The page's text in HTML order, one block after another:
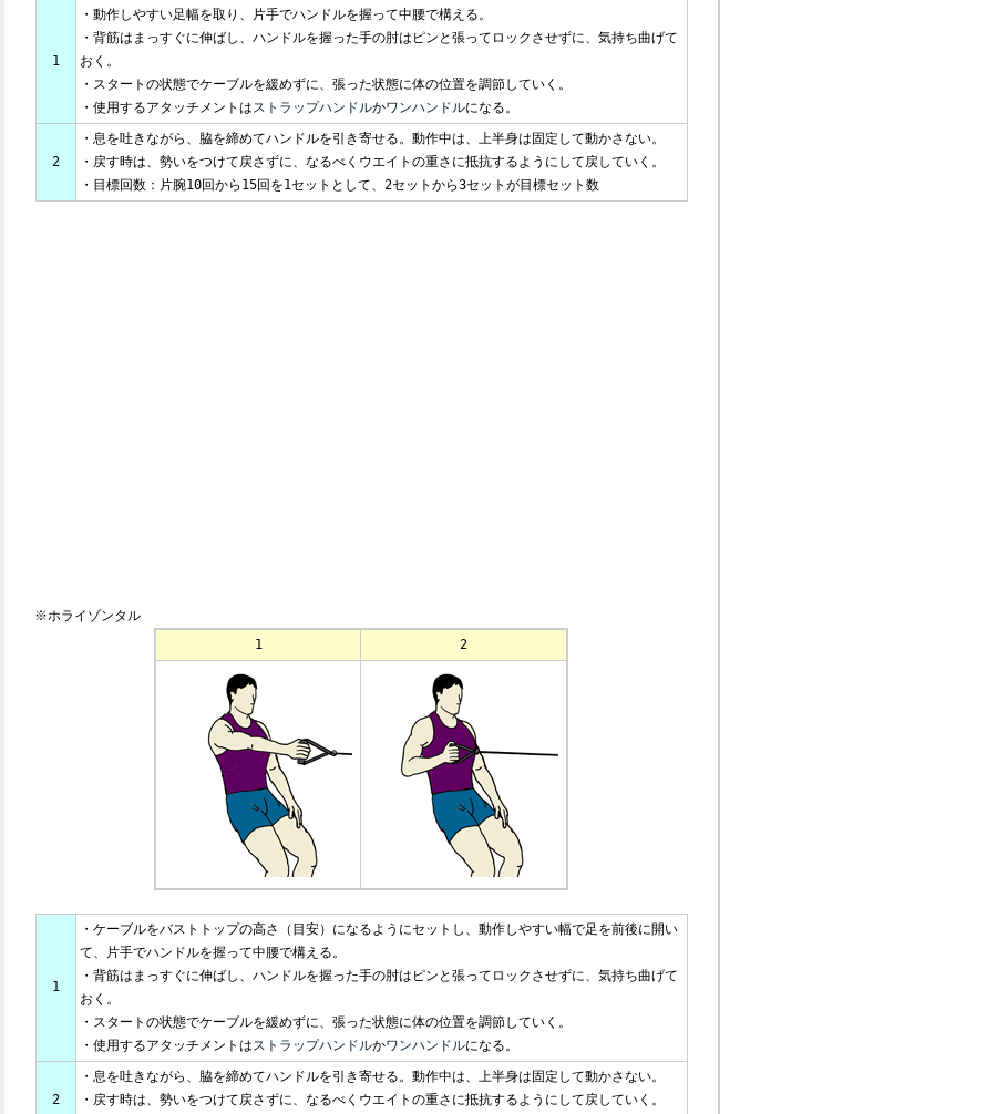
1
・動作しやすい足幅を取り、片手でハンドルを握って中腰で構える。
・背筋はまっすぐに伸ばし、ハンドルを握った手の肘はピンと張ってロックさせずに、気持ち曲げて
おく。
・スタートの状態でケーブルを緩めずに、張った状態に体の位置を調節していく。
・使用するアタッチメントはストラップハンドルかワンハンドルになる。
2
・息を吐きながら、脇を締めてハンドルを引き寄せる。動作中は、上半身は固定して動かさない。
・戻す時は、勢いをつけて戻さずに、なるべくウエイトの重さに抵抗するようにして戻していく。
・目標回数：片腕10回から15回を1セットとして、2セットから3セットが目標セット数
※ホライゾンタル
1
2
1
・ケーブルをバストトップの高さ（目安）になるようにセットし、動作しやすい幅で足を前後に開い
て、片手でハンドルを握って中腰で構える。
・背筋はまっすぐに伸ばし、ハンドルを握った手の肘はピンと張ってロックさせずに、気持ち曲げて
おく。
・スタートの状態でケーブルを緩めずに、張った状態に体の位置を調節していく。
・使用するアタッチメントはストラップハンドルかワンハンドルになる。
2
・息を吐きながら、脇を締めてハンドルを引き寄せる。動作中は、上半身は固定して動かさない。
・戻す時は、勢いをつけて戻さずに、なるべくウエイトの重さに抵抗するようにして戻していく。